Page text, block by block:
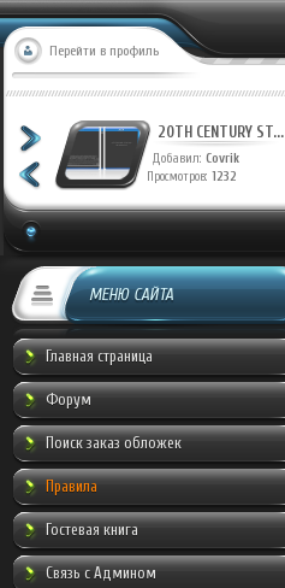
Перейти в профиль
20TH CENTURY ST...
Добавил: Covrik
Просмотров: 1232
МЕНЮ САЙТА
Главная страница
Форум
Поиск заказ обложек
Правила
Гостевая книга
Связь с Админом